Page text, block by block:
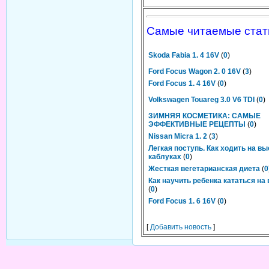
Самые читаемые
Skoda Fabia 1. 4 16V (0)
Ford Focus Wagon 2. 0 16V (3)
Ford Focus 1. 4 16V (0)
Volkswagen Touareg 3.0 V6 TDI (0)
ЗИМНЯЯ КОСМЕТИКА: САМЫЕ
ЭФФЕКТИВНЫЕ РЕЦЕПТЫ (0)
Nissan Micra 1. 2 (3)
Легкая поступь. Как ходить на
каблуках (0)
Жесткая вегетарианская диета (0
Как научить ребенка кататься
(0)
Ford Focus 1. 6 16V (0)
[Добавить новость ]